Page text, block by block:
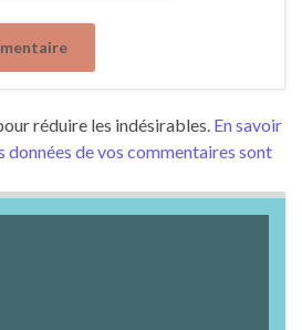
réduire les indésirables. En savoir
données de vos commentaires sont